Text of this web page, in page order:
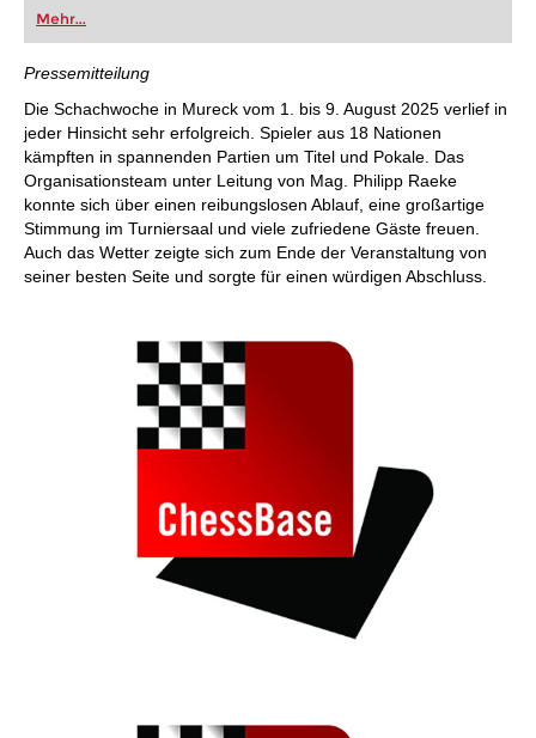
oder bereits auf Turnierniveau spielen: Mit
FRITZ trainieren Sie effizienter, intelligenter und
individueller als je zuvor.
Mehr...
Pressemitteilung
Die Schachwoche in Mureck vom 1. bis 9. August 2025 verlief in
jeder Hinsicht sehr erfolgreich. Spieler aus 18 Nationen
kämpften in spannenden Partien um Titel und Pokale. Das
Organisationsteam unter Leitung von Mag. Philipp Raeke
konnte sich über einen reibungslosen Ablauf, eine großartige
Stimmung im Turniersaal und viele zufriedene Gäste freuen.
Auch das Wetter zeigte sich zum Ende der Veranstaltung von
seiner besten Seite und sorgte für einen würdigen Abschluss.